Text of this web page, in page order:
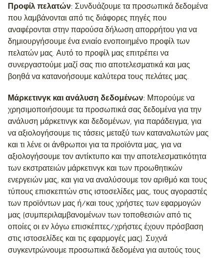
Προφίλ πελατών: Συνδυάζουμε τα προσωπικά δεδομένα
που λαμβάνονται από τις διάφορες πηγές που
αναφέρονται στην παρούσα δήλωση απορρήτου για να
δημιουργήσουμε ένα ενιαίο ενοποιημένο προφίλ των
πελατών μας. Αυτό το προφίλ μας επιτρέπει να
συνεργαστούμε μαζί σας πιο αποτελεσματικά και μας
βοηθά να κατανοήσουμε καλύτερα τους πελάτες μας.
Μάρκετινγκ και ανάλυση δεδομένων: Μπορούμε να
χρησιμοποιήσουμε τα προσωπικά σας δεδομένα για την
ανάλυση μάρκετινγκ και δεδομένων, για παράδειγμα, για
να αξιολογήσουμε τις τάσεις μεταξύ των καταναλωτών μας
και τι λένε οι άνθρωποι για τα προϊόντα μας, για να
αξιολογήσουμε τον αντίκτυπο και την αποτελεσματικότητα
των εκστρατειών μάρκετινγκ και των προωθητικών
ενεργειών μας, και για να αναλύσουμε τον αριθμό και τους
τύπους επισκεπτών στις ιστοσελίδες μας, τους αγοραστές
των προϊόντων μας ή/και τους χρήστες των εφαρμογών
μας (συμπεριλαμβανομένων των τοποθεσιών από τις
οποίες οι εν λόγω επισκέπτες/χρήστες έχουν πρόσβαση
στις ιστοσελίδες και τις εφαρμογές μας). Συχνά
συγκεντρώνουμε προσωπικά δεδομένα για αυτούς τους